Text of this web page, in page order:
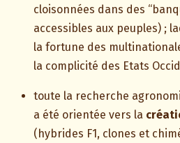
cloisonnées dans des
accessibles aux peuples) ;
la fortune des
la complicité des Etats
toute la recherche
a été orientée vers la
(hybrides F1, clones et